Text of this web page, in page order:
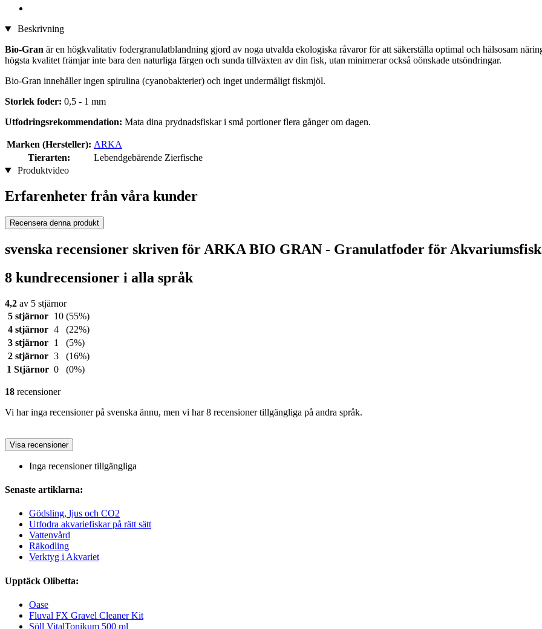
Beskrivning
Bio-Gran är en högkvalitativ fodergranulatblandning gjord av noga utvalda ekologiska råvaror för att säkerställa optimal och hälsosam
högsta kvalitet främjar inte bara den naturliga färgen och sunda tillväxten av din fisk, utan minimerar också oönskade utsöndringar.
Bio-Gran innehåller ingen spirulina (cyanobakterier) och inget undermåligt fiskmjöl.
Storlek foder: 0,5 - 1 mm
Utfodringsrekommendation: Mata dina prydnadsfiskar i små portioner flera gånger om dagen.
Marken (Hersteller): ARKA
Tierarten:
Lebendgebärende Zierfische
Produktvideo
Erfarenheter från våra kunder
Recensera denna produkt
svenska recensioner skriven för ARKA BIO GRAN - Granulatfoder för
8 kundrecensioner i alla språk
4,2 av 5 stjärnor
5 stjärnor
10 (55%)
4 stjärnor 4
(22%)
3 stjärnor
1
(5%)
2 stjärnor 3
(16%)
1 Stjärnor 0 (0%)
18 recensioner
Vi har inga recensioner på svenska ännu, men vi har 8 recensioner tillgängliga på andra språk.
Visa recensioner
Inga recensioner tillgängliga
Senaste artiklarna:
Gödsling, ljus och CO2
Utfodra akvariefiskar på rätt sätt
Vattenvård
Räkodling
Verktyg i Akvariet
Upptäck Olibetta:
Oase
Fluval FX Gravel Cleaner Kit
Söll VitalTonikum 500 ml